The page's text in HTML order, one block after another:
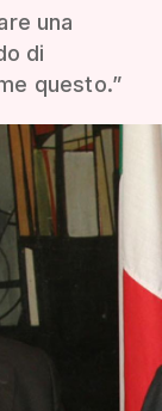
una
di
questo.”